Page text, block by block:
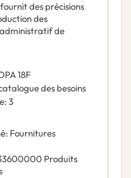
des précisions
des
de
18F
des besoins
: 3
: Fournitures
Produits